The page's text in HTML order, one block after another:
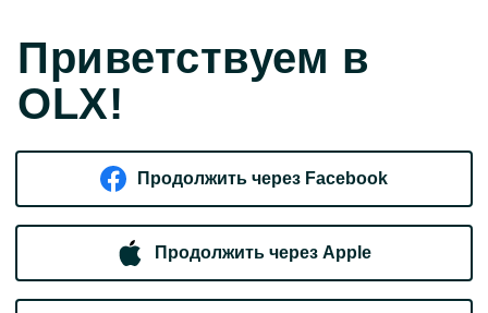
Приветствуем в
OLX!
Продолжить через Facebook
Продолжить через Apple